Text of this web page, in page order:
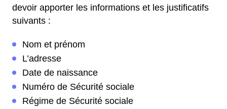
devoir apporter les informations et les justificatifs
suivants :
Nom et prénom
L’adresse
Date de naissance
Numéro de Sécurité sociale
Régime de Sécurité sociale